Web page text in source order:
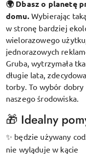
🌍 Dbasz o planetę
domu. Wybierając
w stronę bardziej
wielorazowego
jednorazowych
Gruba, wytrzymała
długie lata,
torby. To wybór
naszego środowiska.
🎁 Idealny
✨ będzie używany
nie wyląduje w kącie